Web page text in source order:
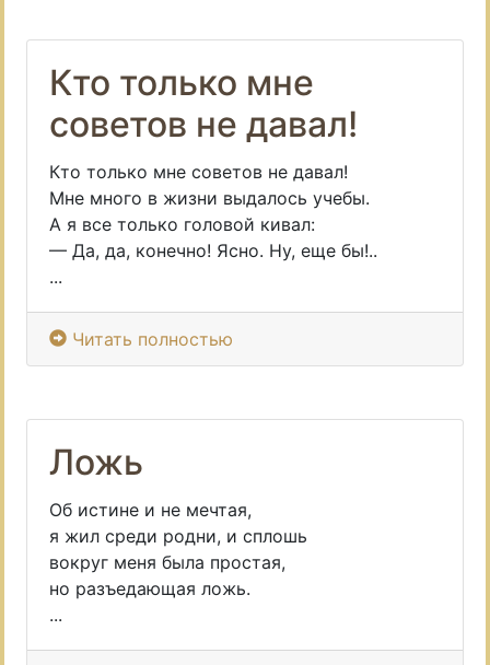
Кто только мне
советов не давал!
Кто только мне советов не давал!
Мне много в жизни выдалось учебы.
А я все только головой кивал:
— Да, да, конечно! Ясно. Ну, еще бы!..
...
Читать полностью
Ложь
Об истине и не мечтая,
я жил среди родни, и сплошь
вокруг меня была простая,
но разъедающая ложь.
...